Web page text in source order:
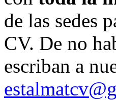
de las sedes
CV. De no
escriban a